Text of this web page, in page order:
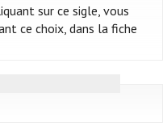
sur ce sigle, vous
ce choix, dans la fiche